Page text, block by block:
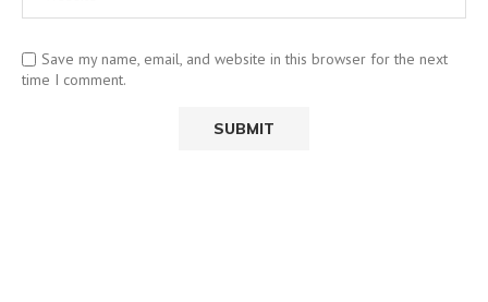
Save my name, email, and website in this browser for the next
time I comment.